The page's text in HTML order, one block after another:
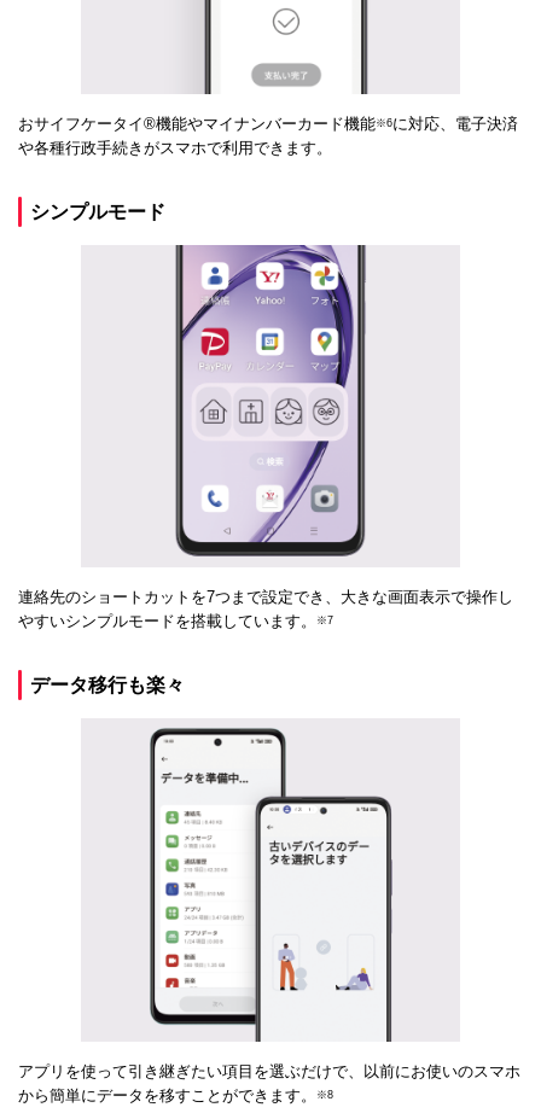
おサイフケータイ®機能やマイナンバーカード機能※6に対応、電子決済
や各種行政手続きがスマホで利用できます。
シンプルモード
連絡先のショートカットを7つまで設定でき、大きな画面表示で操作し
やすいシンプルモードを搭載しています。
※7
データ移行も楽々
アプリを使って引き継ぎたい項目を選ぶだけで、以前にお使いのスマホ
から簡単にデータを移すことができます。
※8